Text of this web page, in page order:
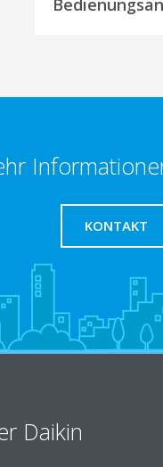
KONTAKT
Daikin